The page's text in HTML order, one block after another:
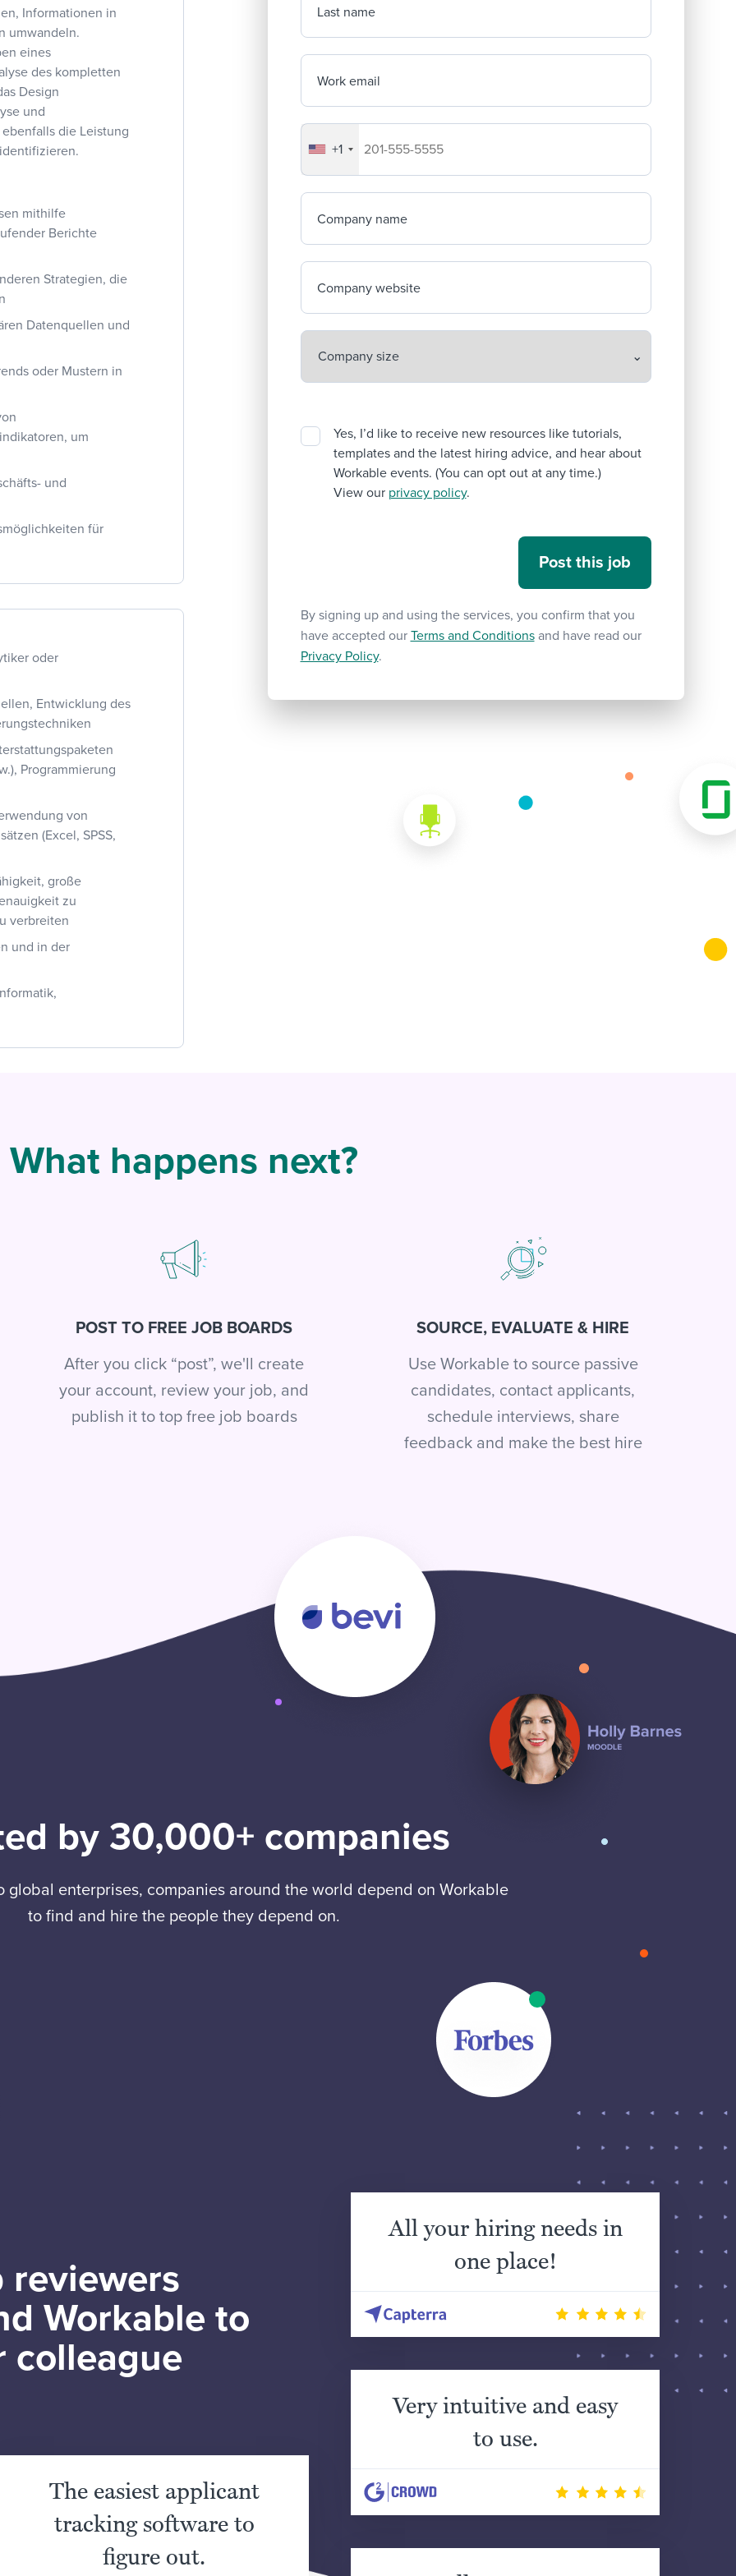
Informationen in
umwandeln.
eines
des kompletten
Design
und
die Leistung
mithilfe
Berichte
Strategien, die
Datenquellen und
oder Mustern in
um
und
für
oder
Entwicklung des
Programmierung
von
(Excel, SPSS,
große
zu
verbreiten
und in der
Last name
Work email
Your company's phone number
+1
Company name
Company website
Yes, I’d like to receive new resources like tutorials,
templates and the latest hiring advice, and hear about
Workable events. (You can opt out at any time.)
View our privacy policy.
By signing up and using the services, you confirm that you
have accepted our Terms and Conditionsand have read our
Privacy Policy.
What happens next?
POST TO FREE JOB BOARDS
After you click “post”, we'll create
your account, review your job, and
publish it to top free job boards
SOURCE, EVALUATE & HIRE
Use Workable to source passive
candidates, contact applicants,
schedule interviews, share
feedback and make the best hire
by 30,000+ companies
global enterprises, companies around the world depend on Workable
to find and hire the people they depend on.
reviewers
Workable to
colleague
The easiest applicant
tracking software to
figure out.
All your hiring needs in
one place!
Very intuitive and easy
to use.